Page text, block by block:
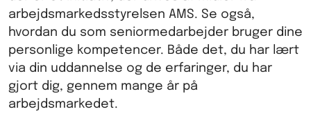
arbejdsmarkedsstyrelsen AMS. Se også,
hvordan du som seniormedarbejder bruger dine
personlige kompetencer. Både det, du har lært
via din uddannelse og de erfaringer, du har
gjort dig, gennem mange år på
arbejdsmarkedet.